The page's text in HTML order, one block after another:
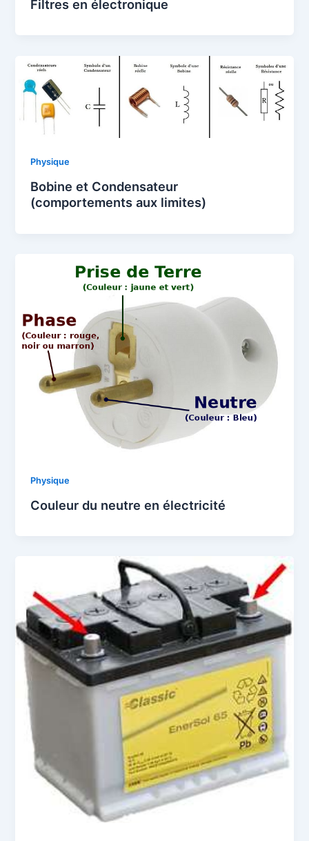
Filtres en électronique
Physique
Bobine et Condensateur
(comportements aux limites)
Physique
Couleur du neutre en électricité